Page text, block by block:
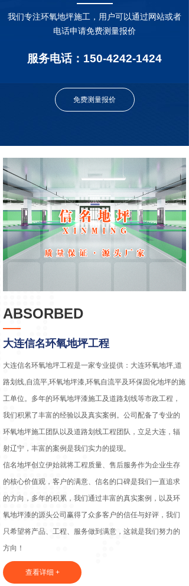
服务电话：150-4242-1424
免费测量报价
我们专注环氧地坪施工，用户可以通过网站或者
电话申请免费测量报价
大连信名环氧地坪工程
ABSORBED
大连信名环氧地坪工程是一家专业提供：大连环氧地坪,道
路划线,自流平,环氧地坪漆,环氧自流平及环保固化地坪的施
工单位。多年的环氧地坪漆施工及道路划线等市政工程，
我们积累了丰富的经验以及真实案例。公司配备了专业的
环氧地坪施工团队以及道路划线工程团队，立足大连，辐
射辽宁，丰富的案例是我们实力的提现。
信名地坪创立伊始就将工程质量、售后服务作为企业生存
的核心价值观，客户的满意、信名的口碑是我们一直追求
的方向，多年的积累，我们通过丰富的真实案例，以及环
氧地坪漆的源头公司赢得了众多客户的信任与好评，我们
只希望将产品、工程、服务做到满意，这就是我们努力的
方向！
查看详细 +